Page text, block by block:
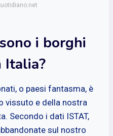
i borghi
Italia?
o paesi fantasma, è
vissuto e della nostra
Secondo i dati ISTAT,
sul nostro